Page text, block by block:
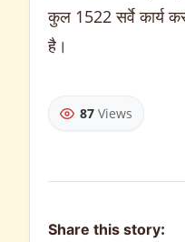
कुल 1522सर्वे कार्य
है।
87 Views
Share this story: